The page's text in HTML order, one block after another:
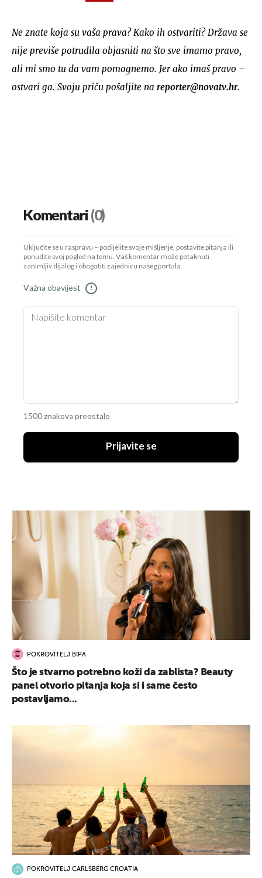
Ne znate koja su vaša prava? Kako ih ostvariti? Država se
nije previše potrudila objasniti na što sve imamo pravo,
ali mi smo tu da vam pomognemo. Jer ako imaš pravo –
ostvari ga. Svoju priču pošaljite na reporter@novatv.hr.
Komentari(0)
Uključite se u raspravu – podijelite svoje mišljenje, postavite pitanja ili
ponudite svoj pogled na temu. Vaš komentar može potaknuti
zanimljiv dijalog i obogatiti zajednicu našeg portala.
Važna obavijest !
1500 znakova preostalo
Prijavite se
POKROVITELJ BIPA
Što je stvarno potrebno koži da zablista? Beauty
panel otvorio pitanja koja si i same često
postavljamo...
POKROVITELJ CARLSBERG CROATIA